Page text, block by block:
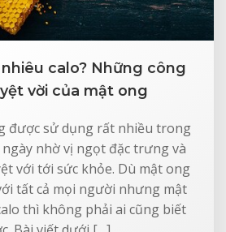
calo? Những công
vời của mật ong
được sử dụng rất nhiều trong
nhờ vị ngọt đặc trưng và
với tới sức khỏe. Dù mật ong
tất cả mọi người nhưng mật
thì không phải ai cũng biết